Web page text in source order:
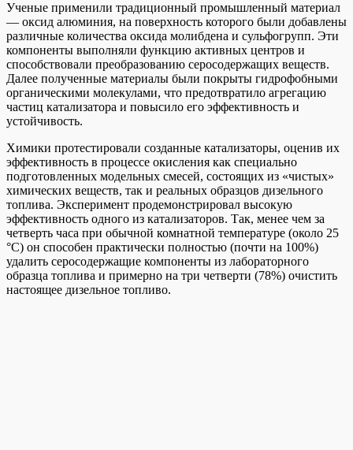
Ученые применили традиционный промышленный материал
— оксид алюминия, на поверхность которого были добавлены
различные количества оксида молибдена и сульфогрупп. Эти
компоненты выполняли функцию активных центров и
способствовали преобразованию серосодержащих веществ.
Далее полученные материалы были покрыты гидрофобными
органическими молекулами, что предотвратило агрегацию
частиц катализатора и повысило его эффективность и
устойчивость.
Химики протестировали созданные катализаторы, оценив их
эффективность в процессе окисления как специально
подготовленных модельных смесей, состоящих из «чистых»
химических веществ, так и реальных образцов дизельного
топлива. Эксперимент продемонстрировал высокую
эффективность одного из катализаторов. Так, менее чем за
четверть часа при обычной комнатной температуре (около 25
°C) он способен практически полностью (почти на 100%)
удалить серосодержащие компоненты из лабораторного
образца топлива и примерно на три четверти (78%) очистить
настоящее дизельное топливо.